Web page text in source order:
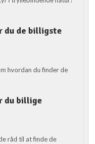
du de billigste
hvordan du finder de
du billige
råd til at finde de